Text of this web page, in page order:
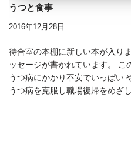
うつと食事
2016年12月28日
待合室の本棚に新しい本が入り
ッセージが書かれています。 こ
うつ病にかかり不安でいっぱい
うつ病を克服し職場復帰をめざ